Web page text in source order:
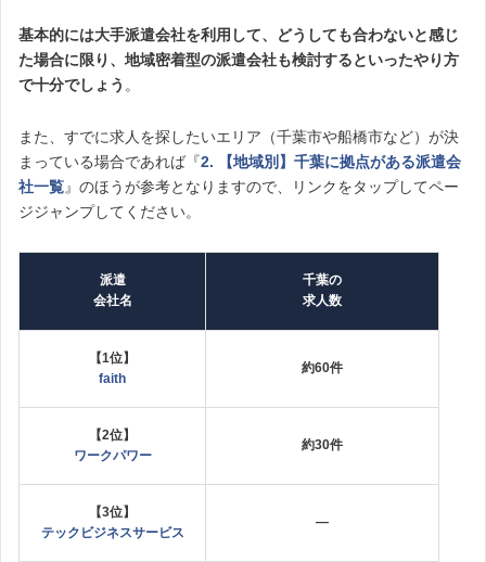
基本的には大手派遣会社を利用して、どうしても合わないと感じ
た場合に限り、地域密着型の派遣会社も検討するといったやり方
で十分でしょう 。
また、すでに求人を探したいエリア（千葉市や船橋市など）が決
まっている場合であれば『2. 【地域別】千葉に拠点がある派遣会
社一覧』のほうが参考となりますので、リンクをタップしてペー
ジジャンプしてください。
派遣
会社名
千葉の
求人数
【1位】
faith
約60件
【2位】
ワークパワー
約30件
【3位】
テックビジネスサービス
—